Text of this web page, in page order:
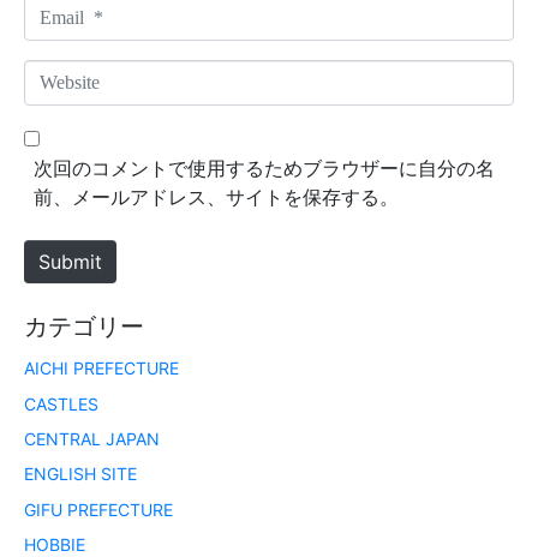
*
m
a
*
W
e
b
e
次回のコメントで使用するためブラウザーに自分の名
前、メールアドレス、サイトを保存する。
Submit
カテゴリー
AICHI PREFECTURE
CASTLES
CENTRAL JAPAN
ENGLISH SITE
GIFU PREFECTURE
HOBBIE